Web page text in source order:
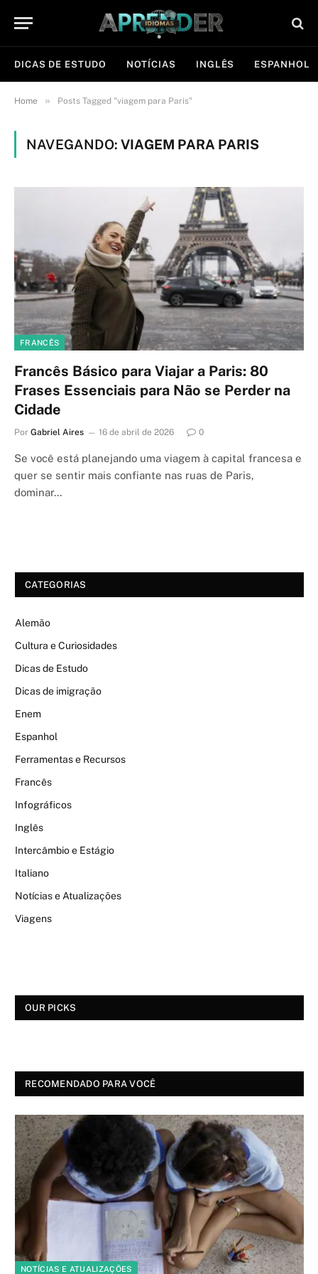
DICAS DE ESTUDO NOTÍCIAS INGLÊS ESPANHOL
Home » Posts Tagged "viagem para Paris"
NAVEGANDO:VIAGEM PARA PARIS
FRANCÊS
Francês Básico para Viajar a Paris: 80
Frases Essenciais para Não se Perder na
Cidade
Por Gabriel Aires 16 de abril de 2026 0
Se você está planejando uma viagem à capital francesa e
quer se sentir mais confiante nas ruas de Paris,
dominar…
CATEGORIAS
Alemão
Cultura e Curiosidades
Dicas de Estudo
Dicas de imigração
Enem
Espanhol
Ferramentas e Recursos
Francês
Infográficos
Inglês
Intercâmbio e Estágio
Italiano
Notícias e Atualizações
Viagens
OUR PICKS
RECOMENDADO PARA VOCÊ
NOTÍCIAS E ATUALIZAÇÕES